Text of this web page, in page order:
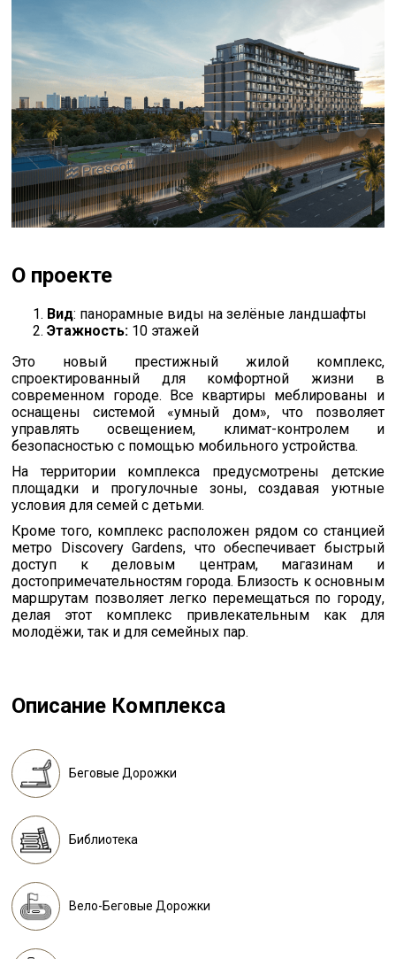
О проекте
Вид: панорамные виды на зелёные ландшафты
Этажность: 10 этажей
Это новый престижный жилой комплекс,
спроектированный для комфортной жизни в
современном городе. Все квартиры меблированы и
оснащены системой «умный дом», что позволяет
управлять освещением, климат-контролем и
безопасностью с помощью мобильного устройства.
На территории комплекса предусмотрены детские
площадки и прогулочные зоны, создавая уютные
условия для семей с детьми.
Кроме того, комплекс расположен рядом со станцией
метро Discovery Gardens, что обеспечивает быстрый
доступ к деловым центрам, магазинам и
достопримечательностям города. Близость к основным
маршрутам позволяет легко перемещаться по городу,
делая этот комплекс привлекательным как для
молодёжи, так и для семейных пар.
Описание Комплекса
Беговые Дорожки
Библиотека
Вело-Беговые Дорожки